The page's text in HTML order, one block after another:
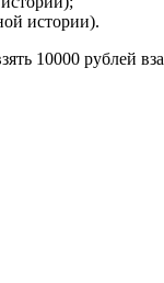
истории).
10000 рублей